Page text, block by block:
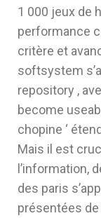
1 000 jeux de
performance
critère et
softsystem
repository ,
become
chopine ‘
Mais il est
l’information,
des paris
présentées